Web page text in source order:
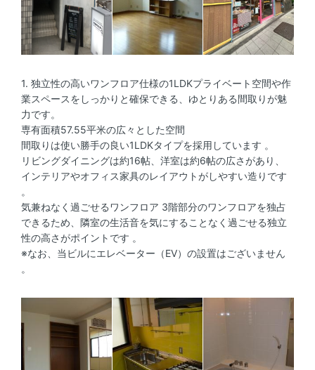
1. 独立性の高いワンフロア仕様の1LDKプライベート空間や作
業スペースをしっかりと確保できる、ゆとりある間取りが魅
力です。
専有面積57.55平米の広々とした空間
間取りは使い勝手の良い1LDKタイプを採用しています 。
リビングダイニングは約16帖、洋室は約6帖の広さがあり、
インテリアやオフィス家具のレイアウトがしやすい造りです
。
気兼ねなく過ごせるワンフロア 3階部分のワンフロアを独占
できるため、隣室の生活音を気にすることなく過ごせる独立
性の高さがポイントです 。
※なお、当ビルにエレベーター（EV）の設置はございません
。